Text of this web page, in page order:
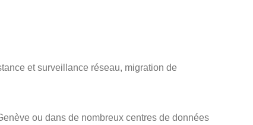
et surveillance réseau, migration de
ou dans de nombreux centres de données